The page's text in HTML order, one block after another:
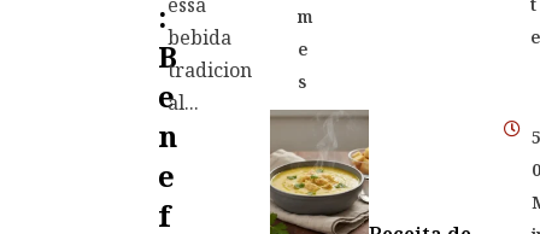
:
B
E
N
E
F
bebida
tradicion
al...
m
e
s
e
s
a
tr